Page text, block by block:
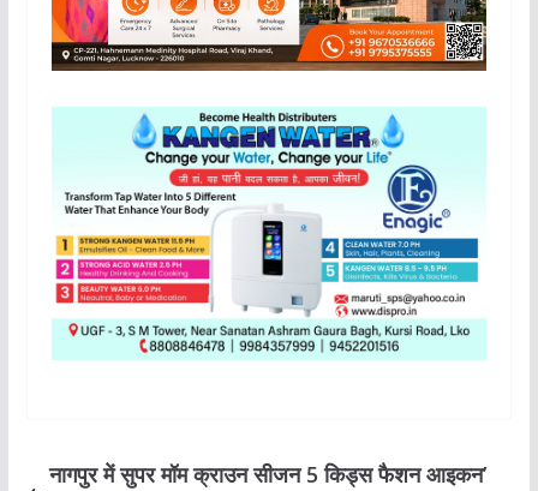
नागपुर में सुपर मॉम क्राउन सीजन 5 किड्स फैशन आइकन’